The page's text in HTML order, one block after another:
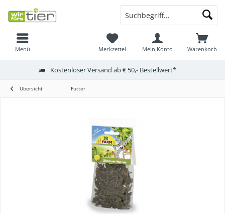
Menü Warenkorb
Merkzettel Mein Konto
Kostenloser Versand ab € 50,- Bestellwert*
Übersicht Futter